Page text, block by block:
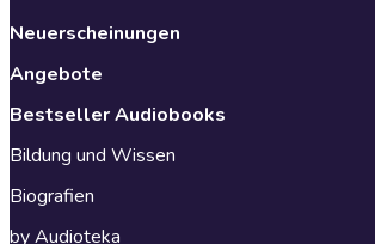
Neuerscheinungen
Angebote
Bestseller Audiobooks
Bildung und Wissen
Biografien
by Audioteka